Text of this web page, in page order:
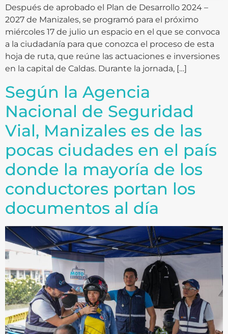
Después de aprobado el Plan de Desarrollo 2024 –
2027 de Manizales, se programó para el próximo
miércoles 17 de julio un espacio en el que se convoca
a la ciudadanía para que conozca el proceso de esta
hoja de ruta, que reúne las actuaciones e inversiones
en la capital de Caldas. Durante la jornada, […]
Según la Agencia
Nacional de Seguridad
Vial, Manizales es de las
pocas ciudades en el país
donde la mayoría de los
conductores portan los
documentos al día